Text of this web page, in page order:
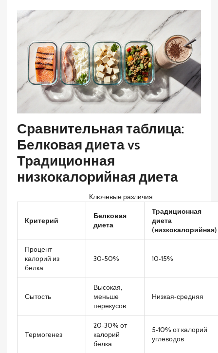
Сравнительная таблица:
Белковая диета vs
Традиционная
низкокалорийная диета
Ключевые различия
Критерий
Белковая
диета
Традиционная
диета
(низкокалорийная)
Процент
калорий из
белка
30‑50% 10‑15%
Сытость
Высокая,
меньше
перекусов
Низкая‑средняя
Термогенез
20‑30% от
калорий
белка
5‑10% от калорий
углеводов